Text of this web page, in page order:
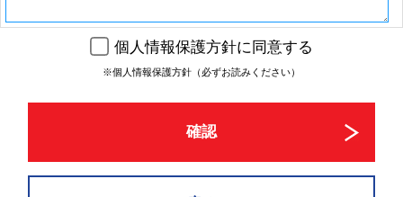
個人情報保護方針に同意する
※個人情報保護方針（必ずお読みください）